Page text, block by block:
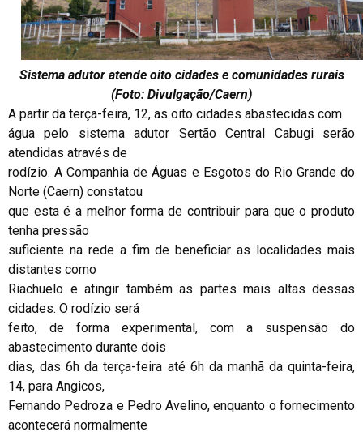
Sistema adutor atende oito cidades e comunidades rurais
(Foto: Divulgação/Caern)
A partir da terça-feira, 12, as oito cidades abastecidas com
água pelo sistema adutor Sertão Central Cabugi serão
atendidas através de
rodízio. A Companhia de Águas e Esgotos do Rio Grande do
Norte (Caern) constatou
que esta é a melhor forma de contribuir para que o produto
tenha pressão
suficiente na rede a fim de beneficiar as localidades mais
distantes como
Riachuelo e atingir também as partes mais altas dessas
cidades. O rodízio será
feito, de forma experimental, com a suspensão do
abastecimento durante dois
dias, das 6h da terça-feira até 6h da manhã da quinta-feira,
14, para Angicos,
Fernando Pedroza e Pedro Avelino, enquanto o fornecimento
acontecerá normalmente